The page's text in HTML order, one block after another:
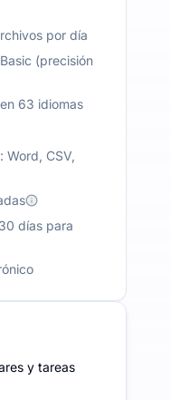
por día
(precisión
63 idiomas
Word, CSV,
días para
y tareas